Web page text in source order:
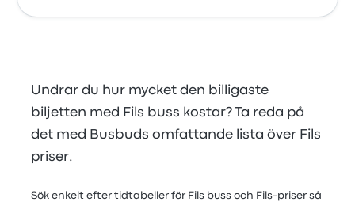
Undrar du hur mycket den billigaste
biljetten med Fils buss kostar? Ta reda på
det med Busbuds omfattande lista över Fils
priser.
Sök enkelt efter tidtabeller för Fils buss och Fils-priser så